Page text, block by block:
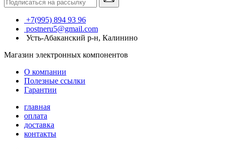
+7(995) 894 93 96
postneru5@gmail.com
Усть-Абаканский р-н, Калинино
Магазин электронных компонентов
О компании
Полезные ссылки
Гарантии
главная
оплата
доставка
контакты